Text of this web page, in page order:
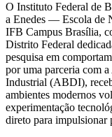
O Instituto Federal de
a Enedes — Escola de
IFB Campus Brasília,
Distrito Federal
pesquisa em
por uma parceria com
Industrial (ABDI),
ambientes modernos
experimentação
direto para impulsionar